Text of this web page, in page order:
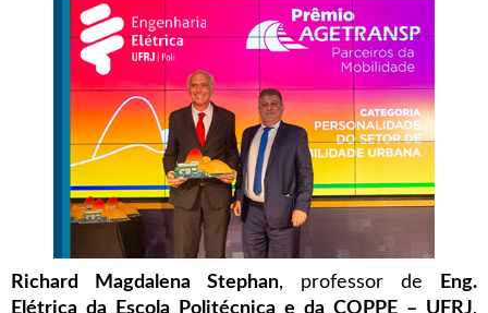
Richard Magdalena Stephan, professor de
Eng.
Elétrica da Escola Politécnica e da COPPE – UFRJ,